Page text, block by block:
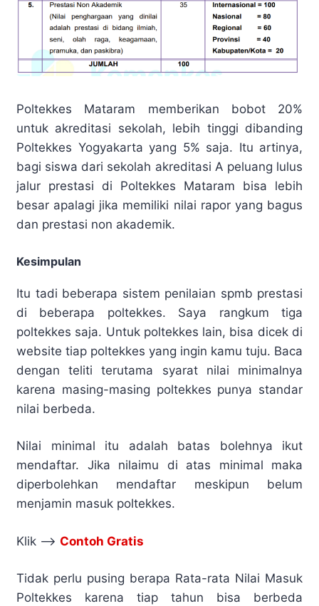
Poltekkes Mataram memberikan bobot 20%
untuk akreditasi sekolah, lebih tinggi dibanding
Poltekkes Yogyakarta yang 5% saja. Itu artinya,
bagi siswa dari sekolah akreditasi A peluang lulus
jalur prestasi di Poltekkes Mataram bisa lebih
besar apalagi jika memiliki nilai rapor yang bagus
dan prestasi non akademik.
Kesimpulan
Itu tadi beberapa sistem penilaian spmb prestasi
di beberapa poltekkes. Saya rangkum tiga
poltekkes saja. Untuk poltekkes lain, bisa dicek di
website tiap poltekkes yang ingin kamu tuju. Baca
dengan teliti terutama syarat nilai minimalnya
karena masing-masing poltekkes punya standar
nilai berbeda.
Nilai minimal itu adalah batas bolehnya ikut
mendaftar. Jika nilaimu di atas minimal maka
diperbolehkan mendaftar meskipun belum
menjamin masuk poltekkes.
Klik –> Contoh Gratis
Tidak perlu pusing berapa Rata-rata Nilai Masuk
Poltekkes karena tiap tahun bisa berbeda